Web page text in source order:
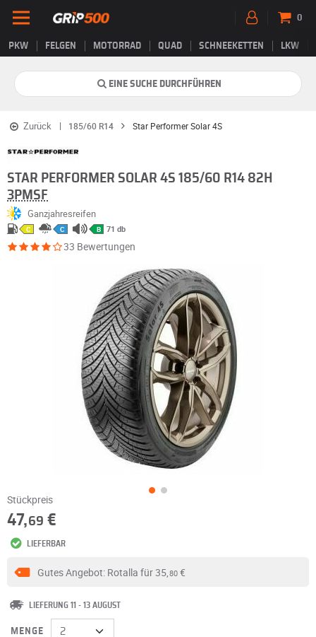
PKW FELGEN MOTORRAD QUAD SCHNEEKETTEN LKW
0
EINE SUCHE DURCHFÜHREN
Zurück 185/60 R14 Star Performer Solar 4S
STAR PERFORMER SOLAR 4S 185/60 R14 82H
3PMSF
Ganzjahresreifen
C C B 71 db
33 Bewertungen
Stückpreis
47,69 €
LIEFERBAR
Gutes Angebot: Rotalla für35,80€
LIEFERUNG 11 - 13 AUGUST
MENGE